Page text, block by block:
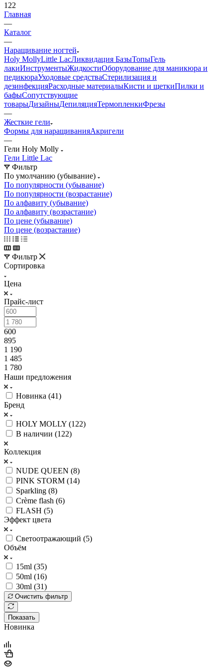
122
Главная
—
Каталог
—
Наращивание ногтей
Holy MollyLittle LacЛиквидация БазыТопыГель
лакиИнструментыЖидкостиОборудование для маникюра и
педикюраУходовые средстваСтерилизация и
дезинфекцияРасходные материалыКисти и щеткиПилки и
бафыСопутствующие
товарыДизайныДепиляцияТермопленкиФрезы
—
Жесткие гели
Формы для наращиванияАкригели
—
Гели Holy Molly
Гели Little Lac
Фильтр
По умолчанию (убывание)
По популярности (убывание)
По популярности (возрастание)
По алфавиту (убывание)
По алфавиту (возрастание)
По цене (убывание)
По цене (возрастание)
Фильтр
Сортировка
Цена
Прайс-лист
600
895
1 190
1 485
1 780
Наши предложения
Новинка (41)
Бренд
HOLY MOLLY (122)
В наличии (122)
Коллекция
NUDE QUEEN (8)
PINK STORM (14)
Sparkling (8)
Crème flash (6)
FLASH (5)
Эффект цвета
Светоотражающий (5)
Объём
15ml (35)
50ml (16)
30ml (31)
Очистить фильтр
Показать
Новинка